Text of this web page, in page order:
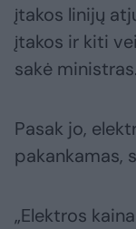
įtakos linijų
įtakos ir kiti
sakė ministras.
Pasak jo,
pakankamas,
„Elektros